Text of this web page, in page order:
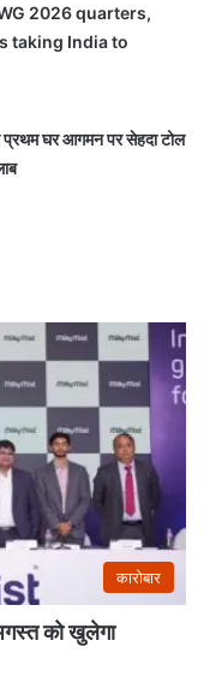
2026 quarters,
taking India to
घर आगमन पर सेहदा टोल
कारोबार
को खुलेगा